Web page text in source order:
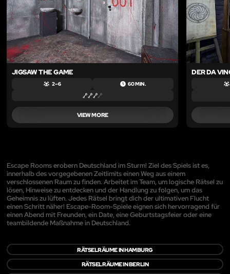
JIGSAW THE GAME
2 – 6 60 MIN.
VIEW MORE
DER DA
Escape Rooms erobern Deutschland im Sturm! Ziel des Spiels ist es,
innerhalb des vorgegebenen Zeitlimits einen Weg aus einem
verschlossenen Raum zu finden. Arbeitet im Team, um logische Rätsel zu
lösen, Hinweise zu entdecken und der Handlung zu folgen, um das
Geheimnis zu lüften. Jedes Rätsel bringt dich der ultimativen Flucht
einen Schritt näher! Escape-Room-Spiele eignen sich hervorragend für
einen Abend mit Freunden, ein Date, eine Geburtstagsfeier oder eine
teambildende Maßnahme in Deutschland.
RÄTSELRÄUME IN HAMBURG
RÄTSELRÄUME IN BERLIN